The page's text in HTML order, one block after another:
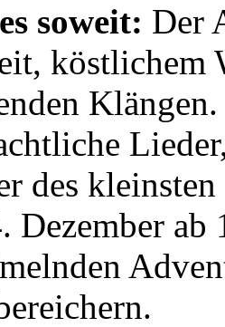
soweit: Der
köstlichem
des kleinsten
Dezember